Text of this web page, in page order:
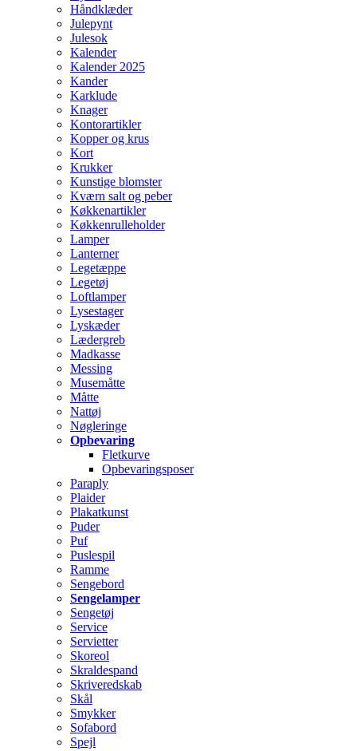
Håndklæder
Julepynt
Julesok
Kalender
Kalender 2025
Kander
Karklude
Knager
Kontorartikler
Kopper og krus
Kort
Krukker
Kunstige blomster
Kværn salt og peber
Køkkenartikler
Køkkenrulleholder
Lamper
Lanterner
Legetæppe
Legetøj
Loftlamper
Lysestager
Lyskæder
Lædergreb
Madkasse
Messing
Musemåtte
Måtte
Nattøj
Nøgleringe
Opbevaring
Fletkurve
Opbevaringsposer
Paraply
Plaider
Plakatkunst
Puder
Puf
Puslespil
Ramme
Sengebord
Sengelamper
Sengetøj
Service
Servietter
Skoreol
Skraldespand
Skriveredskab
Skål
Smykker
Sofabord
Spejl